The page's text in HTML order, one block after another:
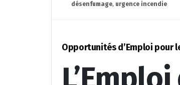
désenfumage, urgence incendie
Opportunités d’Emploi pour